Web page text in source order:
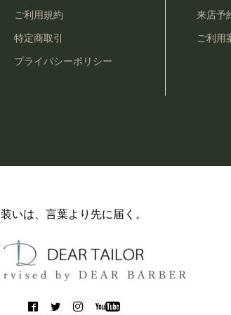
ご利用規約
特定商取引
プライバシーポリシー
来店予
ご利用
装いは、言葉より先に届く。